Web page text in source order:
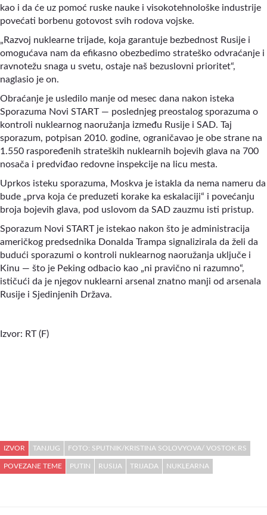
kao i da će uz pomoć ruske nauke i visokotehnološke industrije
povećati borbenu gotovost svih rodova vojske.
„Razvoj nuklearne trijade, koja garantuje bezbednost Rusije i
omogućava nam da efikasno obezbedimo strateško odvraćanje i
ravnotežu snaga u svetu, ostaje naš bezuslovni prioritet“,
naglasio je on.
Obraćanje je usledilo manje od mesec dana nakon isteka
Sporazuma Novi START — poslednjeg preostalog sporazuma o
kontroli nuklearnog naoružanja između Rusije i SAD. Taj
sporazum, potpisan 2010. godine, ograničavao je obe strane na
1.550 raspoređenih strateških nuklearnih bojevih glava na 700
nosača i predviđao redovne inspekcije na licu mesta.
Uprkos isteku sporazuma, Moskva je istakla da nema nameru da
bude „prva koja će preduzeti korake ka eskalaciji“ i povećanju
broja bojevih glava, pod uslovom da SAD zauzmu isti pristup.
Sporazum Novi START je istekao nakon što je administracija
američkog predsednika Donalda Trampa signalizirala da želi da
budući sporazumi o kontroli nuklearnog naoružanja uključe i
Kinu — što je Peking odbacio kao „ni pravično ni razumno“,
ističući da je njegov nuklearni arsenal znatno manji od arsenala
Rusije i Sjedinjenih Država.
Izvor: RT (F)
IZVOR TANJUG FOTO: SPUTNIK/KRISTINA SOLOVYOVA/ VOSTOK.RS
POVEZANE TEME PUTIN RUSIJA TRIJADA NUKLEARNA